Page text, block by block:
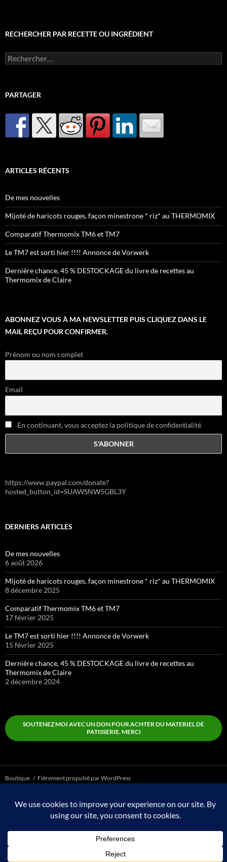
RECHERCHER PAR RECETTE OU INGRÉDIENT
Rechercher :
PARTAGER
ARTICLES RÉCENTS
De mes nouvelles
Mijoté de haricots rouges, façon minestrone * riz* au THERMOMIX
Comparatif Thermomix TM6 et TM7
Le TM7 est sorti hier !!!! Annonce de Vorwerk
Dernière chance, 45 % DESTOCKAGE du livre de recettes au
Thermomix de Claire
ABONNEZ VOUS À MA NEWSLETTER PUIS CLIQUEZ DANS LE
MAIL REÇU POUR CONFIRMER.
Prénom ou nom complet
Email
En continuant, vous acceptez la politique de confidentialité
https://www.paypal.com/donate?
hosted_button_id=SUAWSNW5GBL3Y
DERNIERS ARTICLES
De mes nouvelles
6 août 2026
Mijoté de haricots rouges, façon minestrone * riz* au THERMOMIX
8 décembre 2025
Comparatif Thermomix TM6 et TM7
17 février 2025
Le TM7 est sorti hier !!!! Annonce de Vorwerk
15 février 2025
Dernière chance, 45 % DESTOCKAGE du livre de recettes au
Thermomix de Claire
2 décembre 2024
SOUTENEZ MOI AVEC UN DON POUR ACHTER DU MATERIEL DE
PATISSERIE. MERCI
Boutique Fièrement propulsé par WordPress